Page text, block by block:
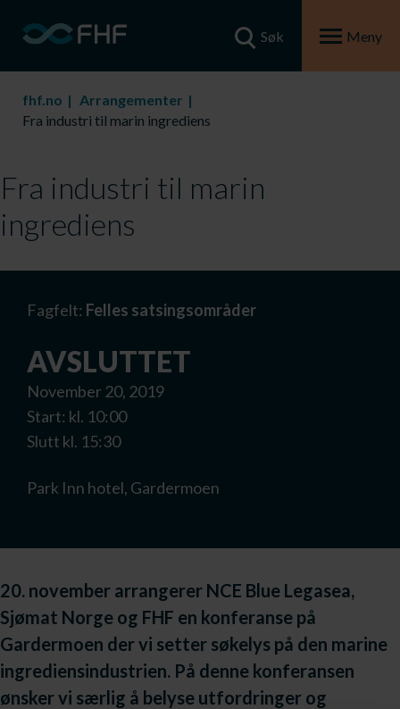
Søk Meny
fhf.no
Arrangementer
Fra industri til marin ingrediens
Fra industri til marin
ingrediens
Fagfelt: Felles satsingsområder
AVSLUTTET
November 20, 2019
Start: kl. 10:00
Slutt kl. 15:30
Park Inn hotel, Gardermoen
20. november arrangerer NCE Blue Legasea,
Sjømat Norge og FHF en konferanse på
Gardermoen der vi setter søkelys på den marine
ingrediensindustrien. På denne konferansen
ønsker vi særlig å belyse utfordringer og